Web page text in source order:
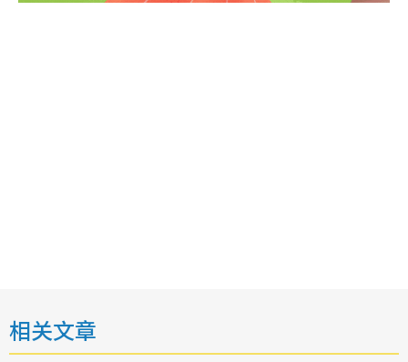
相关文章